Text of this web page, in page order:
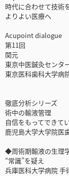
時代に合わせて技術
よりよい医療へ
Acupoint dialogue
第11回
関元
東京中医鍼灸セン
東京医科歯科大学病
徹底分析シリーズ
術中の輸液管理
自信をもってできて
鹿児島大学大学院
◆周術期輸液の生理
“常識”を疑え
兵庫医科大学病院